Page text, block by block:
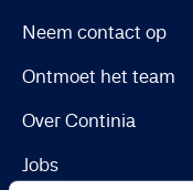
Neem contact op
Ontmoet het team
Over Continia
Jobs